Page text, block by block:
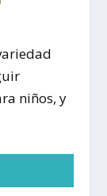
niños, y